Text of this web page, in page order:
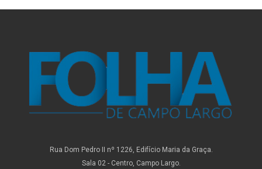
Rua Dom Pedro II nº 1226, Edifício Maria da Graça.
Sala 02 - Centro, Campo Largo.